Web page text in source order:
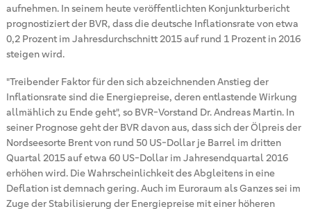
aufnehmen. In seinem heute veröffentlichten Konjunkturbericht
prognostiziert der BVR, dass die deutsche Inflationsrate von etwa
0,2 Prozent im Jahresdurchschnitt 2015 auf rund 1 Prozent in 2016
steigen wird.
"Treibender Faktor für den sich abzeichnenden Anstieg der
Inflationsrate sind die Energiepreise, deren entlastende Wirkung
allmählich zu Ende geht", so BVR-Vorstand Dr. Andreas Martin. In
seiner Prognose geht der BVR davon aus, dass sich der Ölpreis der
Nordseesorte Brent von rund 50 US-Dollar je Barrel im dritten
Quartal 2015 auf etwa 60 US-Dollar im Jahresendquartal 2016
erhöhen wird. Die Wahrscheinlichkeit des Abgleitens in eine
Deflation ist demnach gering. Auch im Euroraum als Ganzes sei im
Zuge der Stabilisierung der Energiepreise mit einer höheren